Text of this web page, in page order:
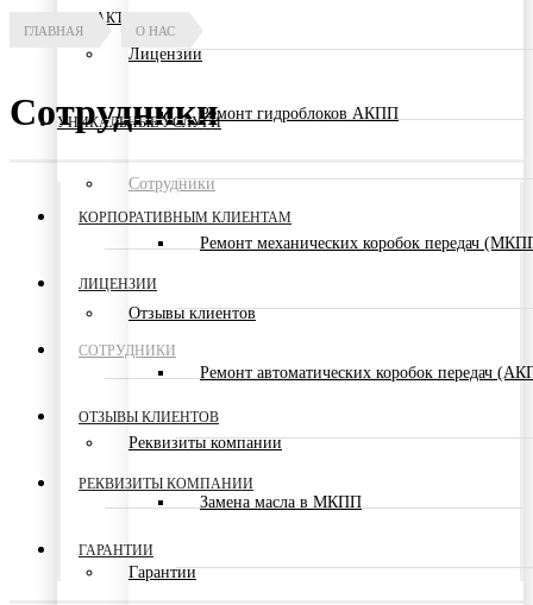
Ремонт гидроблоков АКПП
Ремонт механических коробок передач
Ремонт автоматических коробок передач
Замена масла в МКПП
Лицензии
Сотрудники
Отзывы клиентов
Реквизиты компании
Гарантии
КОНТАКТЫ
УНИКАЛЬНЫЕ УСЛУГИ
ГЛАВНАЯ О НАС
Сотрудники
КОРПОРАТИВНЫМ КЛИЕНТАМ
ЛИЦЕНЗИИ
СОТРУДНИКИ
ОТЗЫВЫ КЛИЕНТОВ
РЕКВИЗИТЫ КОМПАНИИ
ГАРАНТИИ